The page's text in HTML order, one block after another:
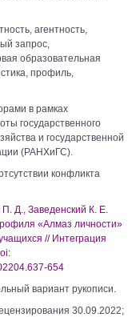
агентность,
запрос,
образовательная
профиль,
в рамках
государственного
и государственной
(РАНХиГС).
конфликта
Д., Заведенский К. Е.
«Алмаз личности»
// Интеграция
654
вариант рукописи.
30.09.2022;